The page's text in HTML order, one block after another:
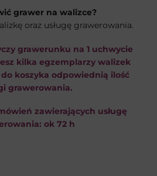
grawer na walizce?
oraz usługę grawerowania.
grawerunku na 1 uchwycie
kilka egzemplarzy walizek
koszyka odpowiednią ilość
grawerowania.
zawierających usługę
ok 72 h